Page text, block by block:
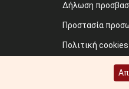
Δήλωση
Προστασία
Πολιτική cookies
Image credits: